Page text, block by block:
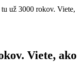
už 3000 rokov. Viete,
Viete, ako